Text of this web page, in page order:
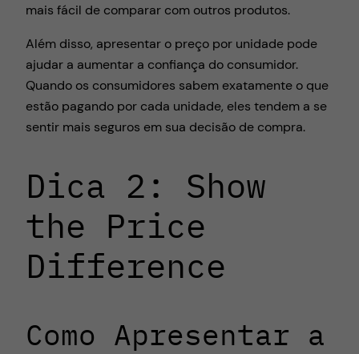
mais fácil de comparar com outros produtos.
Além disso, apresentar o preço por unidade pode
ajudar a aumentar a confiança do consumidor.
Quando os consumidores sabem exatamente o que
estão pagando por cada unidade, eles tendem a se
sentir mais seguros em sua decisão de compra.
Dica 2: Show
the Price
Difference
Como Apresentar a